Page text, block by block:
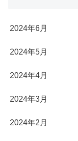
2024年6月
2024年5月
2024年4月
2024年3月
2024年2月